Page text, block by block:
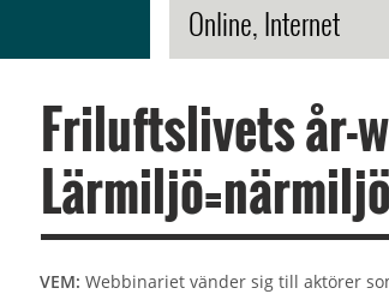
Online, Internet
Friluftslivets år-
Lärmiljö=närmiljö
VEM: Webbinariet vänder sig till aktörer